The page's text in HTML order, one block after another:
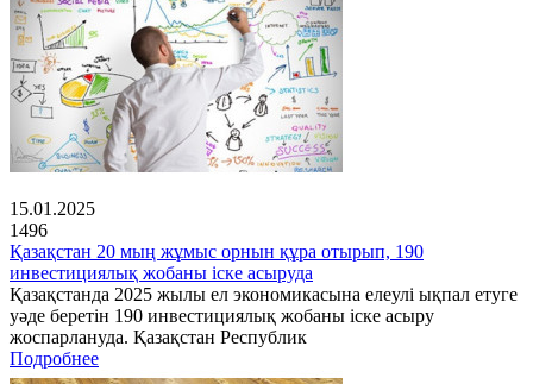
15.01.2025
1496
Қазақстан 20 мың жұмыс орнын құра отырып, 190
инвестициялық жобаны іске асыруда
Қазақстанда 2025 жылы ел экономикасына елеулі ықпал етуге
уәде беретін 190 инвестициялық жобаны іске асыру
жоспарлануда. Қазақстан Республик
Подробнее